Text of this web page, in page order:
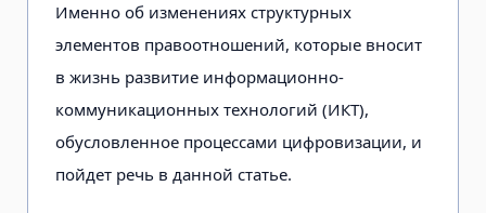
Именно об изменениях структурных
элементов правоотношений, которые вносит
в жизнь развитие информационно-
коммуникационных технологий (ИКТ),
обусловленное процессами цифровизации, и
пойдет речь в данной статье.